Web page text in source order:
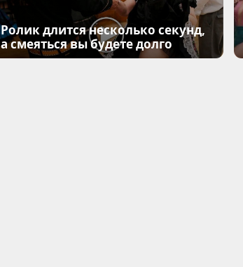
Ролик длится несколько секунд,
а смеяться вы будете долго